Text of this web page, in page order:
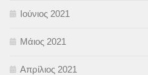
Ιούνιος 2021
Μάιος 2021
Απρίλιος 2021